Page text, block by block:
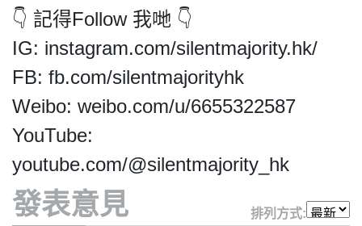
策
及
免
責
明
©
Silent
Majority
For
👇 記得Follow 我哋 👇
IG: instagram.com/silentmajority.hk/
FB: fb.com/silentmajorityhk
Weibo: weibo.com/u/6655322587
YouTube:
youtube.com/@silentmajority_hk
發表意見 排列方式: